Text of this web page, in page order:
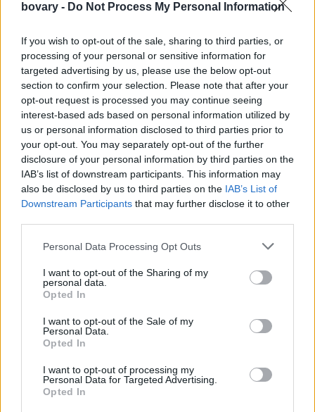
bovary - Do Not Process My Personal Information
If you wish to opt-out of the sale, sharing to third parties, or
processing of your personal or sensitive information for
targeted advertising by us, please use the below opt-out
section to confirm your selection. Please note that after your
opt-out request is processed you may continue seeing
interest-based ads based on personal information utilized by
us or personal information disclosed to third parties prior to
your opt-out. You may separately opt-out of the further
disclosure of your personal information by third parties on the
IAB’s list of downstream participants. This information may
also be disclosed by us to third parties on the IAB’s List of
Downstream Participants that may further disclose it to other
Personal Data Processing Opt Outs
I want to opt-out of the Sharing of my
personal data.
Opted In
I want to opt-out of the Sale of my
Personal Data.
Opted In
I want to opt-out of processing my
Personal Data for Targeted Advertising.
Opted In
2) Ανοιχτό πράσινο... προς το κίτρινο:
Ενας τόνος που
αποπνέει καλή ενέργεια! Μας φέρνει στο μυαλό την άνοιξη και
ένα αίσθημα ενθουσιασμού, σύμφωνα με την ειδικό.
3) Κίτρινο ανοιχτό:
Με τη ζεστασιά και τις ακτίνες του ήλιου. Το κίτρινο είναι μια
φυσική πηγή θετικής ενέργειας και συναισθημάτων.